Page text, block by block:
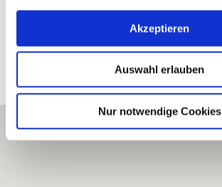
Akzeptieren
Auswahl erlauben
Nur notwendige Cookies
Bearbeitete Weinlagen